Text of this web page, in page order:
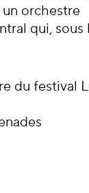
un orchestre
qui, sous
du festival